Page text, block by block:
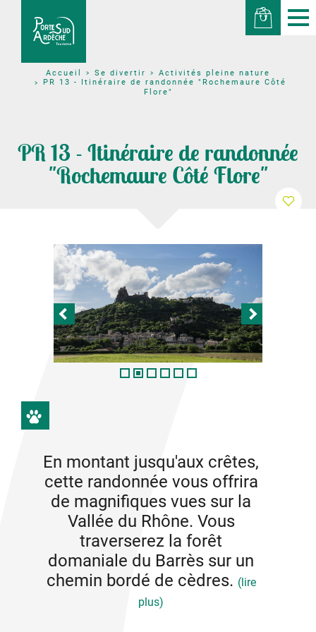
Accueil Se divertir
Activités pleine nature
PR 13 - Itinéraire de randonnée "Rochemaure Côté
Flore"
PR 13 - Itinéraire de randonnée
"Rochemaure Côté Flore"
En montant jusqu'aux crêtes,
cette randonnée vous offrira
de magnifiques vues sur la
Vallée du Rhône. Vous
traverserez la forêt
domaniale du Barrès sur un
chemin bordé de cèdres. (lire
plus)